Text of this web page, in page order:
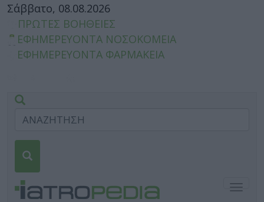
Σάββατο, 08.08.2026
ΠΡΩΤΕΣ ΒΟΗΘΕΙΕΣ
ΕΦΗΜΕΡΕΥΟΝΤΑ ΝΟΣΟΚΟΜΕΙΑ
ΕΦΗΜΕΡΕΥΟΝΤΑ ΦΑΡΜΑΚΕΙΑ